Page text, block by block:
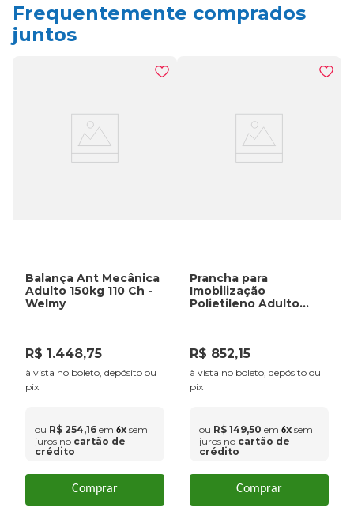
Frequentemente comprados
juntos
Balança Ant Mecânica
Adulto 150kg 110 Ch -
Welmy
R$ 1.448,75
à vista no boleto, depósito ou
pix
ou R$ 254,16 em 6x sem
juros no cartão de
crédito
Comprar
Prancha para
Imobilização
Polietileno Adulto
R$ 852,15
à vista no boleto, depósito ou
pix
ou R$ 149,50 em 6x sem
juros no cartão de
crédito
Comprar